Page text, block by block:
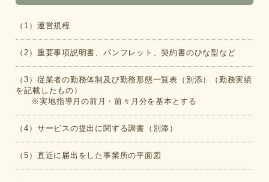
（1）運営規程
（2）重要事項説明書、パンフレット、契約書のひな型など
（3）従業者の勤務体制及び勤務形態一覧表（別添）（勤務実績
を記載したもの）
※実地指導月の前月・前々月分を基本とする
（4）サービスの提出に関する調書（別添）
（5）直近に届出をした事業所の平面図